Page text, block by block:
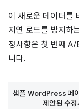
이 새로운 데이터를
지연 로드를 방지하
정사항은 첫 번째 A/
니다.
샘플 WordPress 페
제안된 수